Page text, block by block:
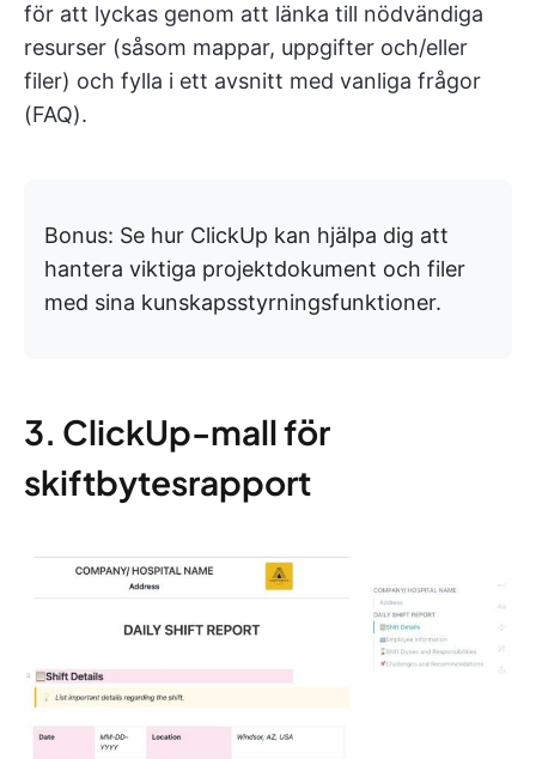
för att lyckas genom att länka till nödvändiga
resurser (såsom mappar, uppgifter och/eller
filer) och fylla i ett avsnitt med vanliga frågor
(FAQ).
Bonus: Se hur ClickUp kan hjälpa dig att
hantera viktiga projektdokument och filer
med sina kunskapsstyrningsfunktioner.
3. ClickUp-mall för
skiftbytesrapport